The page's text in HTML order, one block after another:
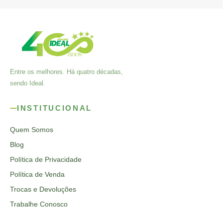
Entre os melhores. Há quatro décadas,
sendo Ideal.
INSTITUCIONAL
Quem Somos
Blog
Política de Privacidade
Política de Venda
Trocas e Devoluções
Trabalhe Conosco